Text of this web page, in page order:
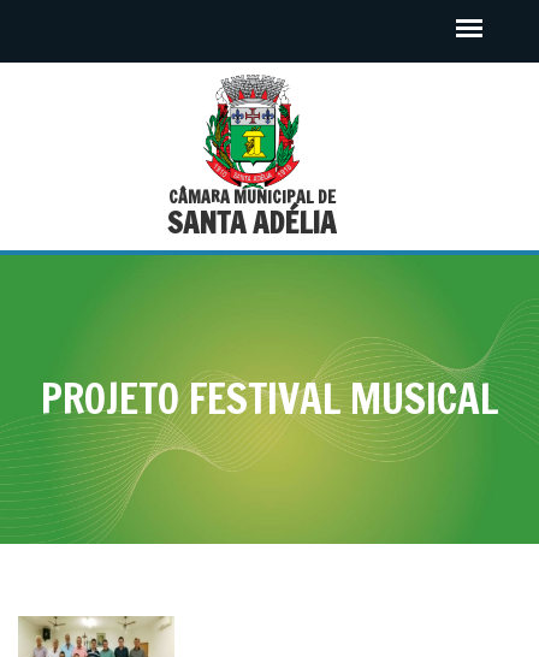
CÂMARA MUNICIPAL DE
SANTA ADÉLIA
PROJETO FESTIVAL MUSICAL